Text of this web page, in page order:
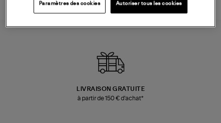
LIVRAISON GRATUITE
à partir de 150 € d'achat*
Paramètres des cookies Autoriser tous les cookies